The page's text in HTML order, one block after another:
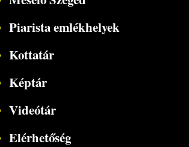
Piarista emlékhelyek
Kottatár
Képtár
Videótár
Elérhetőség